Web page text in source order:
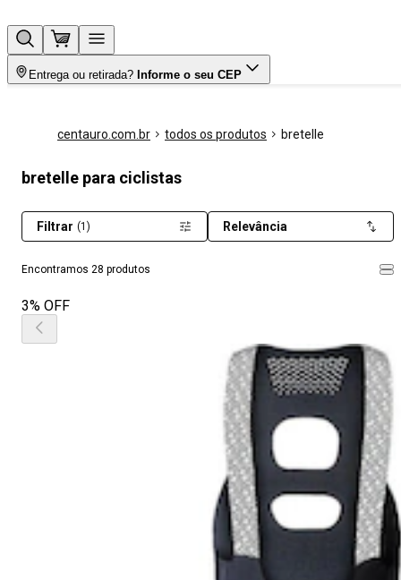
Entrega ou retirada? Informe o seu CEP
centauro.com.br todos os produtos bretelle
bretelle para ciclistas
Encontramos 28 produtos
Filtrar (1) Relevância
3% OFF